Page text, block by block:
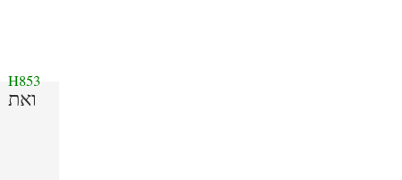
H853
ואת